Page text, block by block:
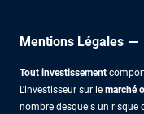
Mentions Légales
Tout investissement
L'investisseur sur le marché
nombre desquels un risque